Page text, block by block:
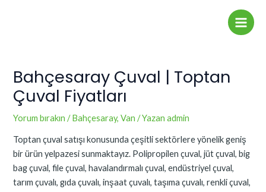
Main
Bahçesaray Çuval | Toptan
Çuval Fiyatları
Yorum bırakın /Bahçesaray,Van / Yazan admin
Toptan çuval satışı konusunda çeşitli sektörlere yönelik geniş
bir ürün yelpazesi sunmaktayız. Polipropilen çuval, jüt çuval, big
bag çuval, file çuval, havalandırmalı çuval, endüstriyel çuval,
tarım çuvalı, gıda çuvalı, inşaat çuvalı, taşıma çuvalı, renkli çuval,